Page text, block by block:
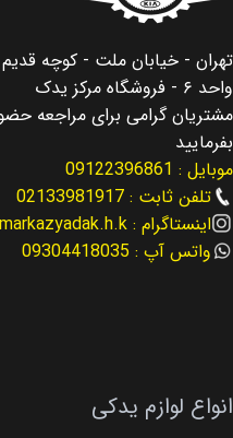
واحد ۶ - فروشگاه مرکز یدک
مشتریان گرامی برای مراجعه
بفرمایید
موبایل : 09122396861
تلفن ثابت : 02133981917
اینستاگرام : markazyadak.h.k
واتس آپ : 09304418035
انواع لوازم یدکی